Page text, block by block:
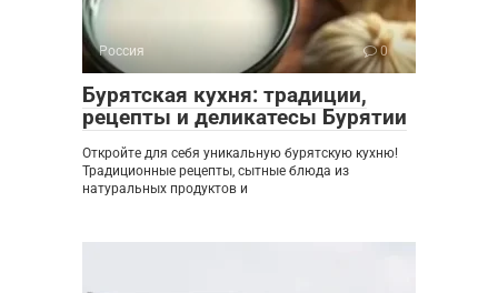
Россия 0
Бурятская кухня: традиции,
рецепты и деликатесы Бурятии
Откройте для себя уникальную бурятскую кухню!
Традиционные рецепты, сытные блюда из
натуральных продуктов и